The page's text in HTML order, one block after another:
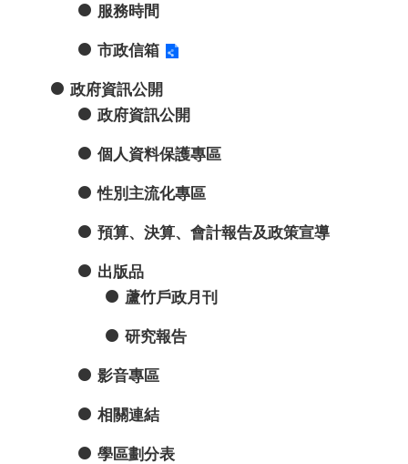
服務時間
市政信箱
政府資訊公開
政府資訊公開
個人資料保護專區
性別主流化專區
預算、決算、會計報告及政策宣導
出版品
蘆竹戶政月刊
研究報告
影音專區
相關連結
學區劃分表